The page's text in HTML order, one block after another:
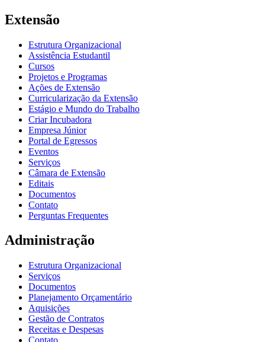
Extensão
Estrutura Organizacional
Assistência Estudantil
Cursos
Projetos e Programas
Ações de Extensão
Curricularização da Extensão
Estágio e Mundo do Trabalho
Criar Incubadora
Empresa Júnior
Portal de Egressos
Eventos
Serviços
Câmara de Extensão
Editais
Documentos
Contato
Perguntas Frequentes
Administração
Estrutura Organizacional
Serviços
Documentos
Planejamento Orçamentário
Aquisições
Gestão de Contratos
Receitas e Despesas